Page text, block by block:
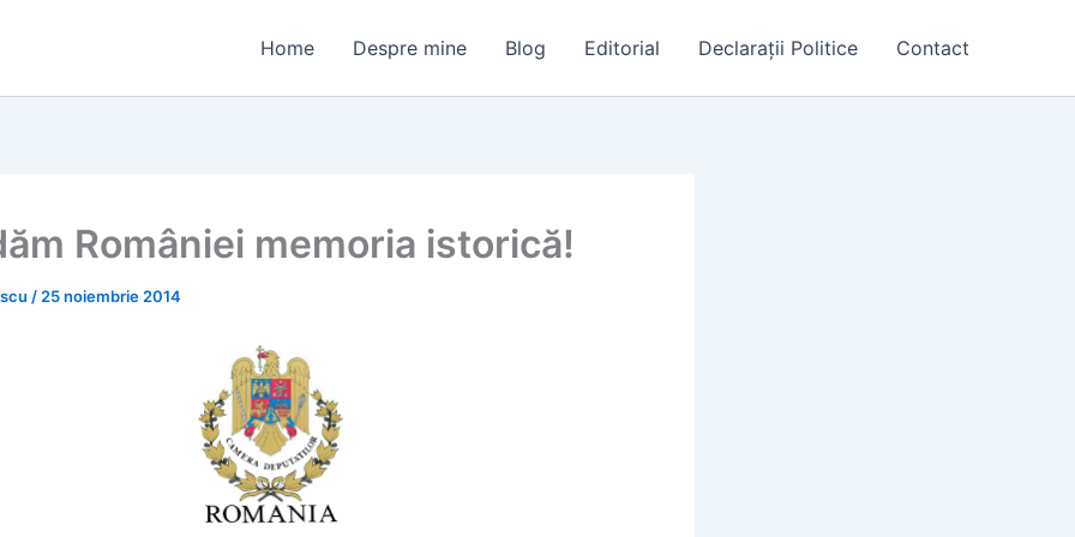
Home Despre mine Blog Editorial Declarații Politice Contact
României memoria istorică!
/ 25 noiembrie 2014